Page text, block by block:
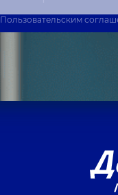
Пользовательским